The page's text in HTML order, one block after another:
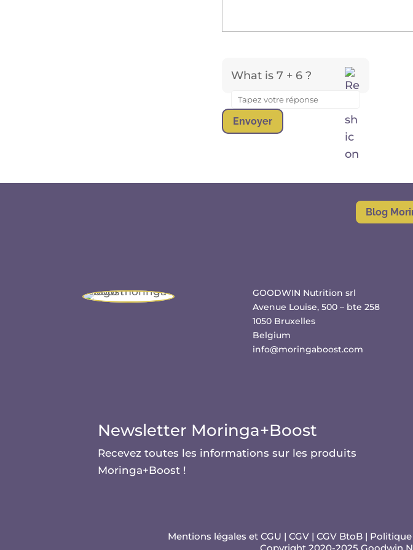
What is 7 + 6 ?
wer
for
Envoyer
Blog
GOODWIN Nutrition srl
Avenue Louise, 500 – bte 258
1050 Bruxelles
Belgium
info@moringaboost.com
Newsletter Moringa+Boost
Recevez toutes les informations sur les produits
Moringa+Boost !
Mentions légales et CGU | CGV | CGV BtoB |
Copyright 2020-2025 Goodwin